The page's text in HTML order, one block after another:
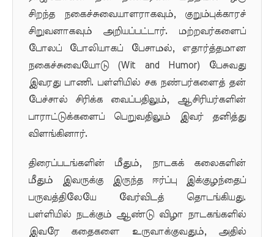
சிறந்த நகைச்சுவையாளராகவும், குறும்புக்காரச்
சிறுவனாகவும் அறியப்பட்டார். மற்றவர்களைப்
போலப் போலியாகப் பேசாமல், எதார்த்தமான
நகைச்சுவையோடு (Wit and Humor) பேசுவது
இவரது பாணி. பள்ளியில் சக நண்பர்களைத் தன்
பேச்சால் சிரிக்க வைப்பதிலும், ஆசிரியர்களின்
பாராட்டுக்களைப் பெறுவதிலும் இவர் தனித்து
விளங்கினார்.
திரைப்படங்களின் மீதும், நாடகக் கலைகளின்
மீதும் இவருக்கு இருந்த ஈர்ப்பு இக்குழந்தைப்
பருவத்திலேயே வேர்விடத் தொடங்கியது.
பள்ளியில் நடக்கும் ஆண்டு விழா நாடகங்களில்
இவரே கதைகளை உருவாக்குவதும், அதில்